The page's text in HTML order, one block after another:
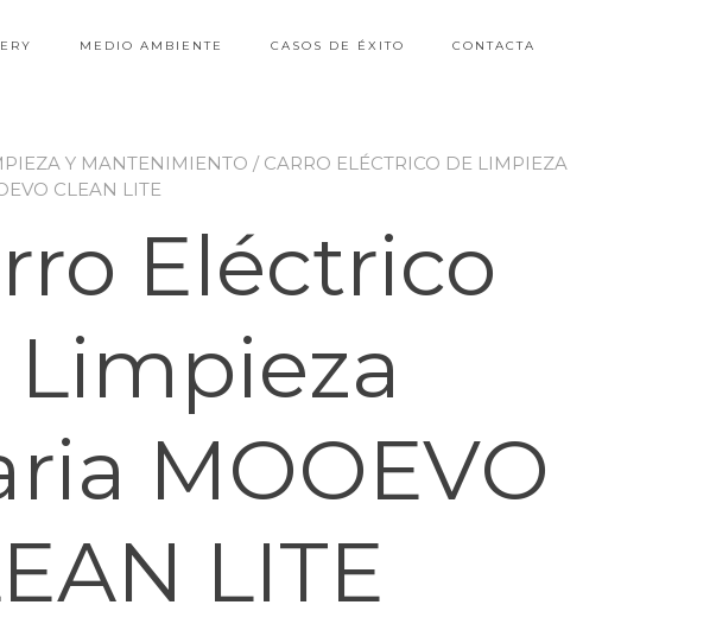
MEDIO AMBIENTE CASOS DE ÉXITO CONTACTA
Y MANTENIMIENTO / CARRO ELÉCTRICO DE LIMPIEZA
CLEAN LITE
Eléctrico
Limpieza
MOOEVO
LITE